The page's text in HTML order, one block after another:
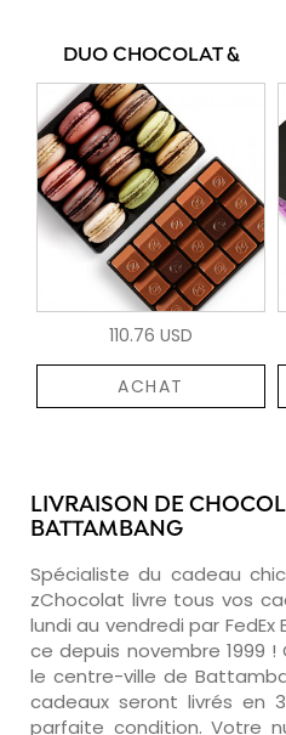
DUO CHOCOLAT &
110.76 USD
ACHAT
LIVRAISON DE
BATTAMBANG
Spécialiste du cadeau
zChocolat livre tous vos
lundi au vendredi par
ce depuis novembre 1999
le centre-ville de
cadeaux seront livrés
parfaite condition. Votre